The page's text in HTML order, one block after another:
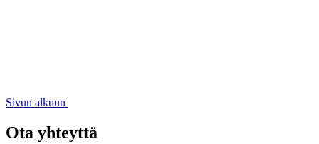
Sivun alkuun
Ota yhteyttä